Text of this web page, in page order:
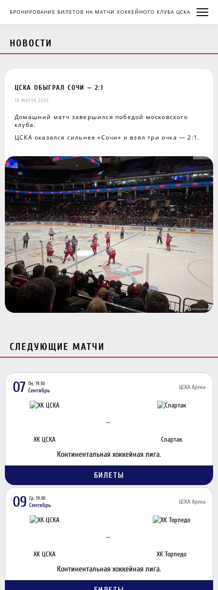
БРОНИРОВАНИЕ БИЛЕТОВ НА МАТЧИ ХОККЕЙНОГО КЛУБА ЦСКА
НОВОСТИ
ЦСКА ОБЫГРАЛ СОЧИ — 2:1
10 МАРТА 2026
Домашний матч завершился победой московского
клуба.
ЦСКА оказался сильнее «Сочи» и взял три очка — 2:1.
СЛЕДУЮЩИЕ МАТЧИ
07 Пн, 19:30
Сентябрь ЦСКА Арена
ХК ЦСКА
—
Спартак
Континентальная хоккейная лига.
БИЛЕТЫ
09 Ср, 19:30
Сентябрь ЦСКА Арена
ХК ЦСКА
—
ХК Торпедо
Континентальная хоккейная лига.